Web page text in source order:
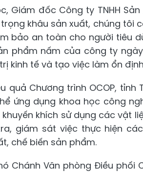
Giám đốc Công ty TNHH
khâu sản xuất, chúng tôi
bảo an toàn cho người tiêu
phẩm nấm của công ty
kinh tế và tạo việc làm ổn
quả Chương trình OCOP,
ứng dụng khoa học công
khích sử dụng các vật
giám sát việc thực hiện
chế biến sản phẩm.
Chánh Văn phòng Điều phối